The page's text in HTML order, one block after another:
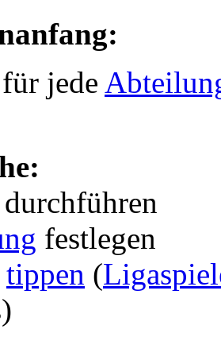
für jede
durchführen
festlegen
tippen (